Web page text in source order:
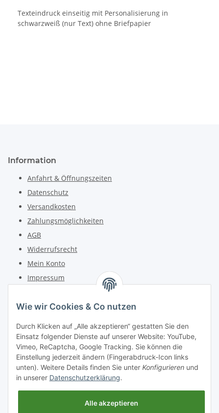
Texteindruck einseitig mit Personalisierung in
schwarzweiß (nur Text) ohne Briefpapier
Wie wir Cookies & Co nutzen
Durch Klicken auf „Alle akzeptieren“ gestatten Sie den
Einsatz folgender Dienste auf unserer Website: YouTube,
Vimeo, ReCaptcha, Google Tracking. Sie können die
Einstellung jederzeit ändern (Fingerabdruck-Icon links
unten). Weitere Details finden Sie unter Konfigurieren und
in unserer Datenschutzerklärung.
Alle akzeptieren
Information
Anfahrt & Öffnungszeiten
Datenschutz
Versandkosten
Zahlungsmöglichkeiten
AGB
Widerrufsrecht
Mein Konto
Impressum
Telefon: +49 (0) 6162 5554
Fax: +49 (0) 6162 5220
Email: info@diedrucker.de
Freiherr-vom-Stein-Straße 4
D-64354 Reinheim